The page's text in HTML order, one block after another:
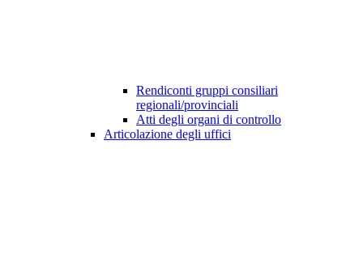
Rendiconti gruppi consiliari
regionali/provinciali
Atti degli organi di controllo
Articolazione degli uffici